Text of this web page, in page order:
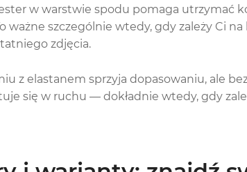
w warstwie spodu pomaga utrzymać
ważne szczególnie wtedy, gdy zależy Ci
zdjęcia.
z elastanem sprzyja dopasowaniu, ale
się w ruchu — dokładnie wtedy, gdy